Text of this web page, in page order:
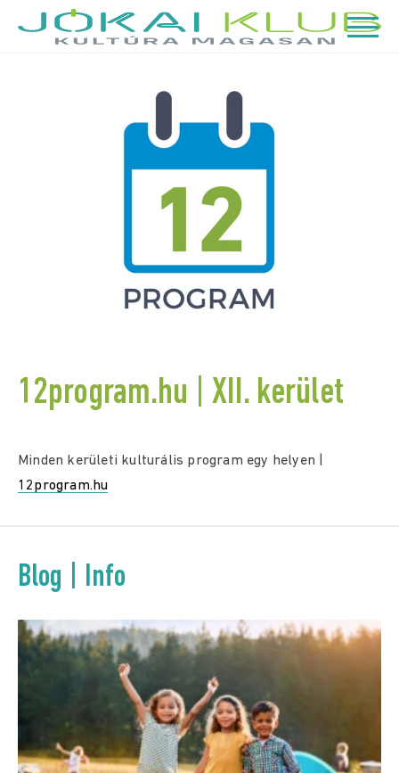
12program.hu | XII. kerület
Minden kerületi kulturális program egy helyen |
12program.hu
Blog | Info